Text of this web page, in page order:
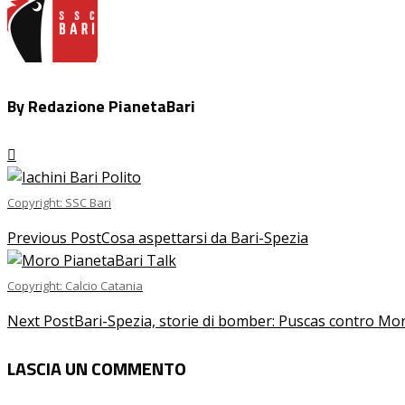
By Redazione PianetaBari
Copyright: SSC Bari
Previous PostCosa aspettarsi da Bari-Spezia
Copyright: Calcio Catania
Next PostBari-Spezia, storie di bomber: Puscas contro
LASCIA UN COMMENTO